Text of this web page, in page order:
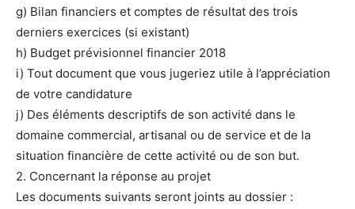
g) Bilan financiers et comptes de résultat des trois
derniers exercices (si existant)
h) Budget prévisionnel financier 2018
i) Tout document que vous jugeriez utile à l’appréciation
de votre candidature
j) Des éléments descriptifs de son activité dans le
domaine commercial, artisanal ou de service et de la
situation financière de cette activité ou de son but.
2. Concernant la réponse au projet
Les documents suivants seront joints au dossier :